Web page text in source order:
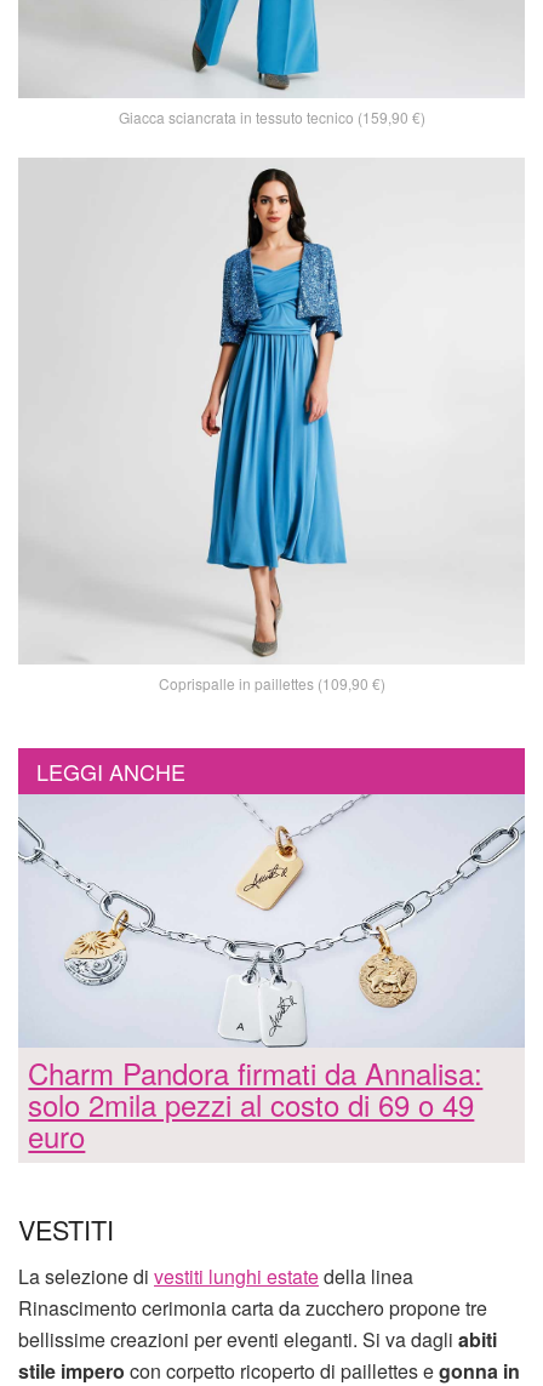
Giacca sciancrata in tessuto tecnico (159,90 €)
Coprispalle in paillettes (109,90 €)
LEGGI ANCHE
Charm Pandora firmati da Annalisa:
solo 2mila pezzi al costo di 69 o 49
euro
VESTITI
La selezione di vestiti lunghi estatedella linea
Rinascimento cerimonia carta da zucchero propone tre
bellissime creazioni per eventi eleganti. Si va dagli abiti
stile impero con corpetto ricoperto di paillettes egonna in